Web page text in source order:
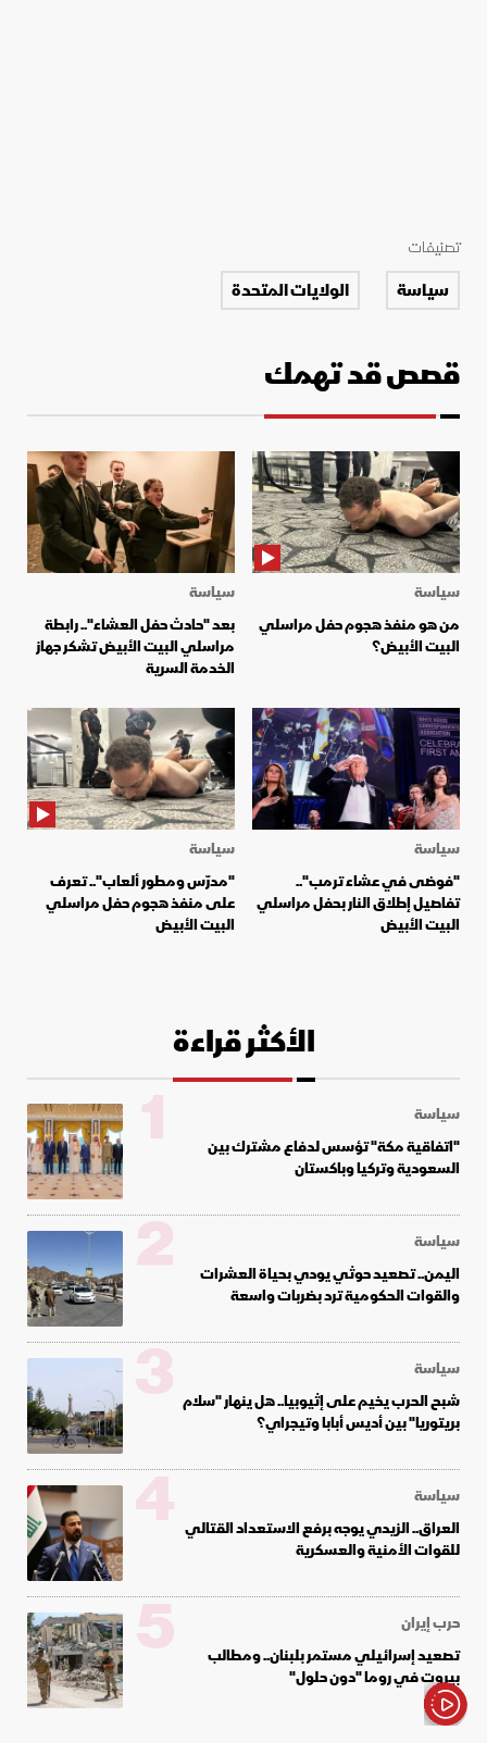
تصنيفات
سياسة الولايات المتحدة
قصص قد تهمك
سياسة
من هو منفذ هجوم حفل مراسلي
البيت الأبيض؟
سياسة
بعد "حادث حفل العشاء".. رابطة
مراسلي البيت الأبيض تشكر جهاز
الخدمة السرية
سياسة
"فوضى في عشاء ترمب"..
تفاصيل إطلاق النار بحفل مراسلي
البيت الأبيض
سياسة
"مدرّس ومطور ألعاب".. تعرف
على منفذ هجوم حفل مراسلي
البيت الأبيض
الأكثر قراءة
سياسة
"اتفاقية مكة" تؤسس لدفاع مشترك بين
السعودية وتركيا وباكستان
1
سياسة
اليمن.. تصعيد حوثي يودي بحياة العشرات
والقوات الحكومية ترد بضربات واسعة
2
سياسة
شبح الحرب يخيم على إثيوبيا.. هل ينهار "سلام
بريتوريا" بين أديس أبابا وتيجراي؟
3
سياسة
العراق.. الزيدي يوجه برفع الاستعداد القتالي
للقوات الأمنية والعسكرية
4
حرب إيران
تصعيد إسرائيلي مستمر بلبنان.. ومطالب
بيروت في روما "دون حلول"
5